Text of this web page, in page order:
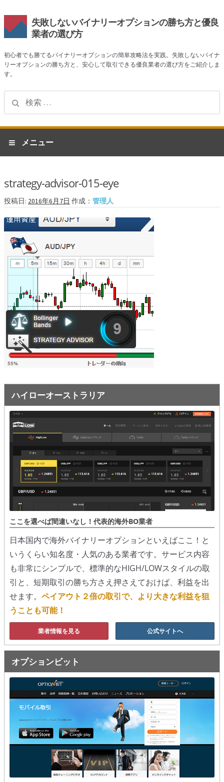
失敗しないバイナリーオプションの勝ち方と優良
業者の選び方
初心者でも勝てるバイナリーオプションの簡単攻略法を実践。失敗しないバイナ
リーオプションの勝ち方と、安心して取引できる優良業者の選び方をご紹介しま
す。
ナ
ビ
ゲ
シ
ン
へ
ス
キ
ッ
プ
コ
ン
テ
ツ
ス
キ
ッ
プ
メニュー
業者一覧
ハイローオーストラリア
オプションビット
ファイブスターズオプション
基本ルール・取引のしかた
トレンドを見極める
トレンド順張りで勝つ方法
逆張りと相場変動のしくみ
負けそうなときは損切り
攻略法まとめ
ローソク足チャート
移動平均線
トレンド順張り
MACD
ボリンジャーバンド
ストラテジーアドバイザー
スポットフォロー
スプレッド取引
アルゴビット
シグナルズ
詐欺・ステマなどBO裏話
２ちゃんまとめ風の詐欺サイト
strategy-advisor-015-eye
投稿日: 2016年6月7日 作成： 管理人
ハイローオーストラリア
ここを選べば間違いなし！代表的海外BO業者
日本国内で海外バイナリーオプションといえばここ！と
いうくらい知名度・人気のある業者です。サービス内容
も非常にシンプルで、標準的なHIGH/LOWスタイルの取
引と、短期取引の勝ち方さえ押さえておけば、利益を出
せます。 ペイアウト２倍の取引で、より大きな利益を狙
うことも可能！
業者情報を見る 公式サイトへ
オプションビット